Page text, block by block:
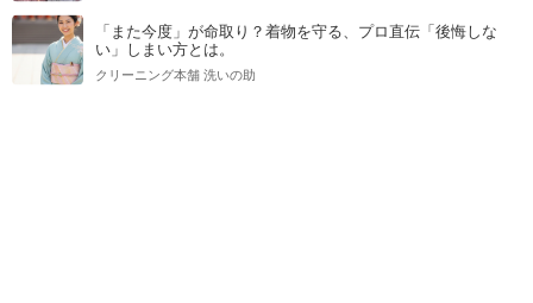
「また今度」が命取り？着物を守る、プロ直伝「後悔しな
い」しまい方とは。
クリーニング本舗 洗いの助